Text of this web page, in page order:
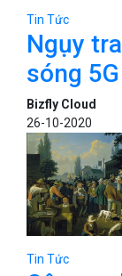
Tin Tức
Ngụy
sóng
Bizfly Cloud
26-10-2020
Tin Tức